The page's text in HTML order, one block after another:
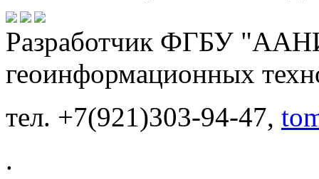
Разработчик ФГБУ
геоинформационных
тел. +7(921)303-94-47,
.